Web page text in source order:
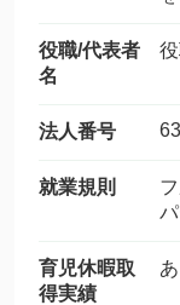
役職/代表者
名
法人番号
就業規則
育児休暇取
得実績